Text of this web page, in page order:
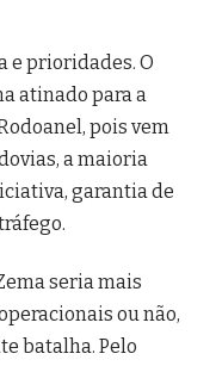
e prioridades. O
atinado para a
pois vem
a maioria
garantia de
seria mais
ou não,
batalha. Pelo